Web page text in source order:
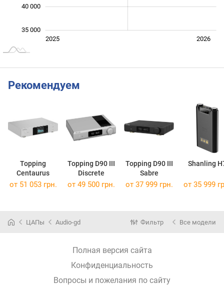
35 000
40 000
L
Янв. 2025
Июль
2027 2026
2025
Рекомендуем
Topping
Centaurus
Topping D90 III
Discrete
Topping D90 III
Sabre
Shanling
от 51 053 грн. от 49 500 грн. от 37 999 грн. от 35 999
ЦАПы Audio-gd Фильтр Все модели
Полная версия сайта
Конфиденциальность
Вопросы и пожелания по сайту